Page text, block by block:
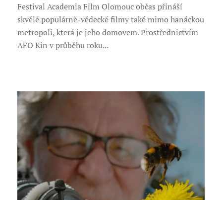
Festival Academia Film Olomouc občas přináší
skvělé populárně-vědecké filmy také mimo hanáckou
metropoli, která je jeho domovem. Prostřednictvím
AFO Kin v průběhu roku...